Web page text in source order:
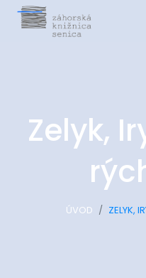
Zelyk,
ÚVOD ZELYK,